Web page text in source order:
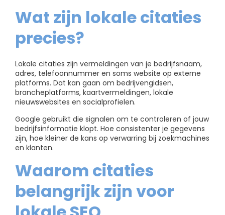
Wat zijn lokale citaties
precies?
Lokale citaties zijn vermeldingen van je bedrijfsnaam,
adres, telefoonnummer en soms website op externe
platforms. Dat kan gaan om bedrijvengidsen,
brancheplatforms, kaartvermeldingen, lokale
nieuwswebsites en socialprofielen.
Google gebruikt die signalen om te controleren of jouw
bedrijfsinformatie klopt. Hoe consistenter je gegevens
zijn, hoe kleiner de kans op verwarring bij zoekmachines
en klanten.
Waarom citaties
belangrijk zijn voor